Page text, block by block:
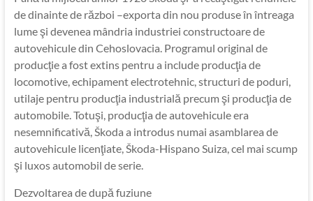
de dinainte de război –exporta din nou produse în întreaga
lume şi devenea mândria industriei constructoare de
autovehicule din Cehoslovacia. Programul original de
producţie a fost extins pentru a include producţia de
locomotive, echipament electrotehnic, structuri de poduri,
utilaje pentru producţia industrială precum şi producţia de
automobile. Totuşi, producţia de autovehicule era
nesemnificativă, Škoda a introdus numai asamblarea de
autovehicule licenţiate, Škoda-Hispano Suiza, cel mai scump
şi luxos automobil de serie.
Dezvoltarea de după fuziune